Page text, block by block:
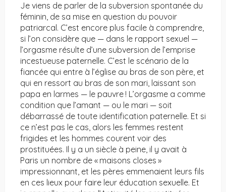
Je viens de parler de la subversion spontanée du
féminin, de sa mise en question du pouvoir
patriarcal. C’est encore plus facile à comprendre,
si l’on considère que — dans le rapport sexuel —
l’orgasme résulte d’une subversion de l’emprise
incestueuse paternelle. C’est le scénario de la
fiancée qui entre à l’église au bras de son père, et
qui en ressort au bras de son mari, laissant son
papa en larmes — le pauvre ! L’orgasme a comme
condition que l’amant — ou le mari — soit
débarrassé de toute identification paternelle. Et si
ce n’est pas le cas, alors les femmes restent
frigides et les hommes courent voir des
prostituées. Il y a un siècle à peine, il y avait à
Paris un nombre de « maisons closes »
impressionnant, et les pères emmenaient leurs fils
en ces lieux pour faire leur éducation sexuelle. Et